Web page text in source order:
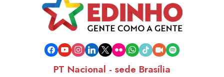
facebook
youtubeinstagram
linkedin
x flickrwhatsapp
tiktokvideo-spotify
PT Nacional - sede Brasília